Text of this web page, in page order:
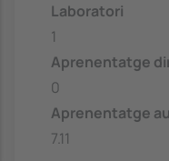
Laboratori
1
Aprenentatge
0
Aprenentatge
7.11